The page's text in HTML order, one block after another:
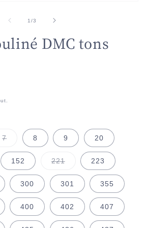
1/de
3
DMC tons
7Variante
esgotada
ou
indisponível
8 9 20
152 221Variante
esgotada
ou
indisponível
223
300 301 355
400 402 407